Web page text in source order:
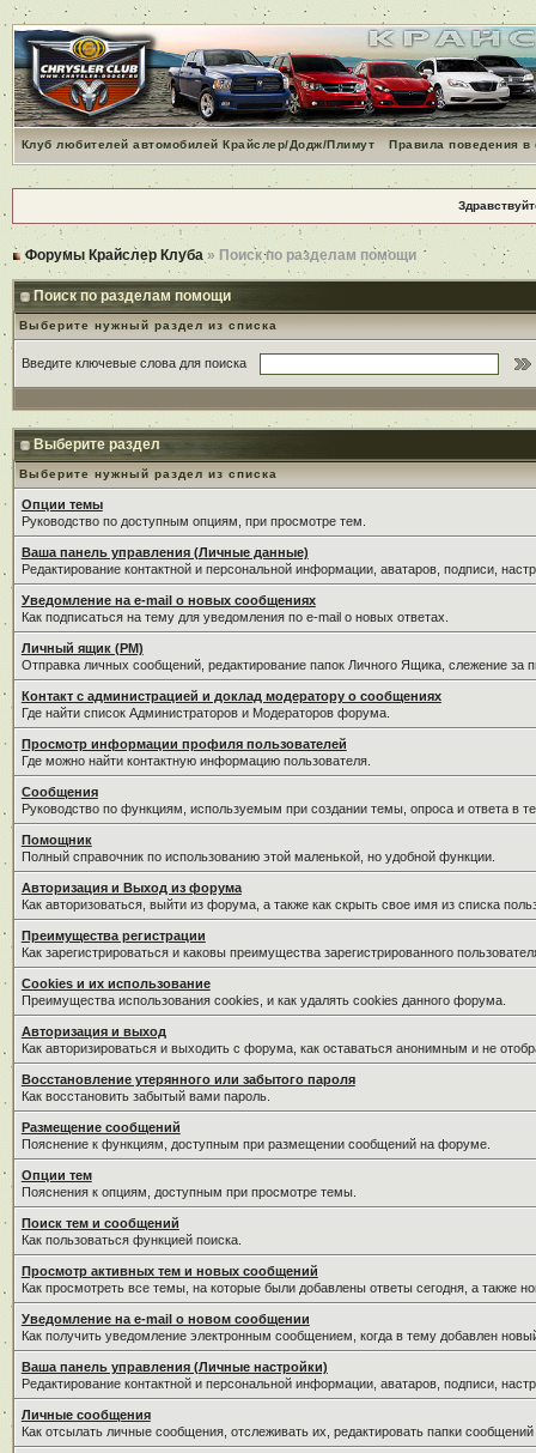
Клуб любителей автомобилей Крайслер/Додж/Плимут Правила поведения
Форумы Крайслер Клуба » Поиск по разделам помощи
Поиск по разделам помощи
Выберите нужный раздел из списка
Введите ключевые слова для поиска
Выберите раздел
Выберите нужный раздел из списка
Опции темы
Руководство по доступным опциям, при просмотре тем.
Ваша панель управления (Личные данные)
Редактирование контактной и персональной информации, аватаров, подписи,
Уведомление на e-mail о новых сообщениях
Как подписаться на тему для уведомления по e-mail о новых ответах.
Личный ящик (PM)
Отправка личных сообщений, редактирование папок Личного Ящика, слежение
Контакт с администрацией и доклад модератору о сообщениях
Где найти список Администраторов и Модераторов форума.
Просмотр информации профиля пользователей
Где можно найти контактную информацию пользователя.
Сообщения
Руководство по функциям, используемым при создании темы, опроса и ответа в
Помощник
Полный справочник по использованию этой маленькой, но удобной функции.
Авторизация и Выход из форума
Как авторизоваться, выйти из форума, а также как скрыть свое имя из списка
Преимущества регистрации
Как зарегистрироваться и каковы преимущества зарегистрированного
Cookies и их использование
Преимущества использования cookies, и как удалять cookies данного форума.
Авторизация и выход
Как авторизироваться и выходить с форума, как оставаться анонимным и не
Восстановление утерянного или забытого пароля
Как восстановить забытый вами пароль.
Размещение сообщений
Пояснение к функциям, доступным при размещении сообщений на форуме.
Опции тем
Пояснения к опциям, доступным при просмотре темы.
Поиск тем и сообщений
Как пользоваться функцией поиска.
Просмотр активных тем и новых сообщений
Как просмотреть все темы, на которые были добавлены ответы сегодня, а также
Уведомление на е-mail о новом сообщении
Как получить уведомление электронным сообщением, когда в тему добавлен
Ваша панель управления (Личные настройки)
Редактирование контактной и персональной информации, аватаров, подписи,
Личные сообщения
Как отсылать личные сообщения, отслеживать их, редактировать папки